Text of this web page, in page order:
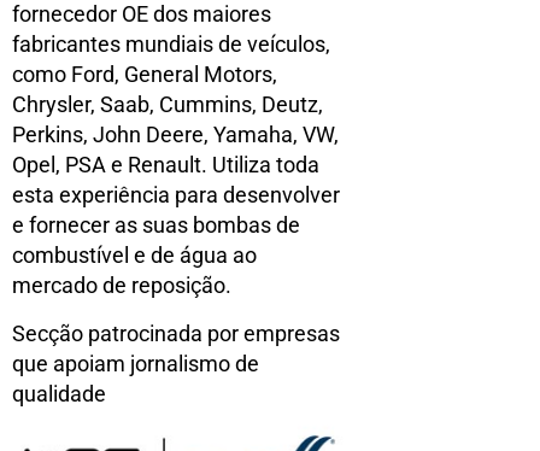
fornecedor OE dos maiores
fabricantes mundiais de veículos,
como Ford, General Motors,
Chrysler, Saab, Cummins, Deutz,
Perkins, John Deere, Yamaha, VW,
Opel, PSA e Renault. Utiliza toda
esta experiência para desenvolver
e fornecer as suas bombas de
combustível e de água ao
mercado de reposição.
Secção patrocinada por empresas
que apoiam jornalismo de
qualidade